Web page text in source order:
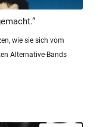
wie sie sich vom
Alternative-Bands